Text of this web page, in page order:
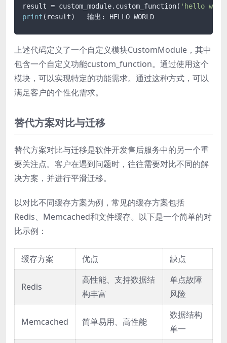
result = custom_module.custom_function( 'hello
print
上述代码定义了一个自定义模块CustomModule，其中
包含一个自定义功能custom_function。通过使用这个
模块，可以实现特定的功能需求。通过这种方式，可以
满足客户的个性化需求。
替代方案对比与迁移
替代方案对比与迁移是软件开发售后服务中的另一个重
要关注点。客户在遇到问题时，往往需要对比不同的解
决方案，并进行平滑迁移。
以对比不同缓存方案为例，常见的缓存方案包括
Redis、Memcached和文件缓存。以下是一个简单的对
比示例：
缓存方案 优点 缺点
Redis
高性能、支持数据结
构丰富
单点故障
风险
Memcached 简单易用、高性能
数据结构
单一